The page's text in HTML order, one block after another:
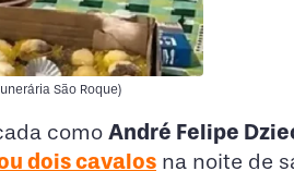
São Roque)
como André Felipe
dois cavalos na noite de